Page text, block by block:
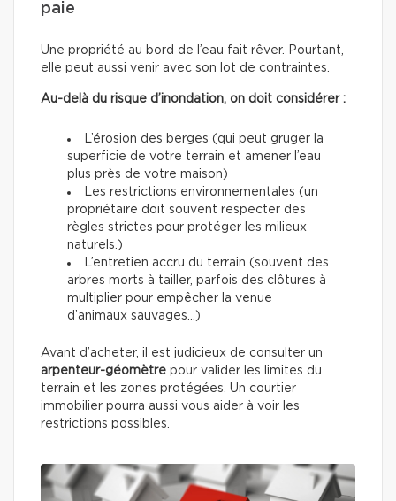
paie
Une propriété au bord de l’eau fait rêver. Pourtant,
elle peut aussi venir avec son lot de contraintes.
Au-delà du risque d’inondation, on doit considérer :
L’érosion des berges (qui peut gruger la
superficie de votre terrain et amener l’eau
plus près de votre maison)
Les restrictions environnementales (un
propriétaire doit souvent respecter des
règles strictes pour protéger les milieux
naturels.)
L’entretien accru du terrain (souvent des
arbres morts à tailler, parfois des clôtures à
multiplier pour empêcher la venue
d’animaux sauvages…)
Avant d’acheter, il est judicieux de consulter un
arpenteur-géomètre pour valider les limites du
terrain et les zones protégées. Un courtier
immobilier pourra aussi vous aider à voir les
restrictions possibles.